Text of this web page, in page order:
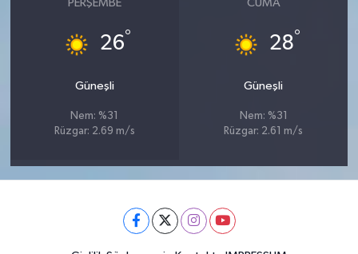
PERŞEMBE
26°
Güneşli
Nem: %31
Rüzgar: 2.69 m/s
CUMA
28°
Güneşli
Nem: %31
Rüzgar: 2.61 m/s